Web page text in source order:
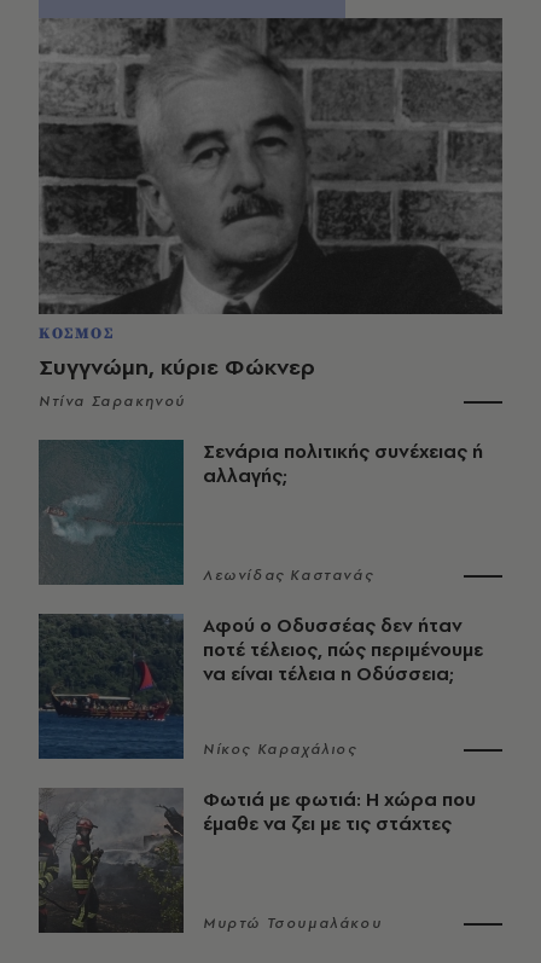
ΚΟΣΜΟΣ
Συγγνώμη, κύριε Φώκνερ
Ντίνα Σαρακηνού
Σενάρια πολιτικής συνέχειας ή
αλλαγής;
Λεωνίδας Καστανάς
Αφού ο Οδυσσέας δεν ήταν
ποτέ τέλειος, πώς περιμένουμε
να είναι τέλεια η Οδύσσεια;
Νίκος Καραχάλιος
Φωτιά με φωτιά: Η χώρα που
έμαθε να ζει με τις στάχτες
Μυρτώ Τσουμαλάκου